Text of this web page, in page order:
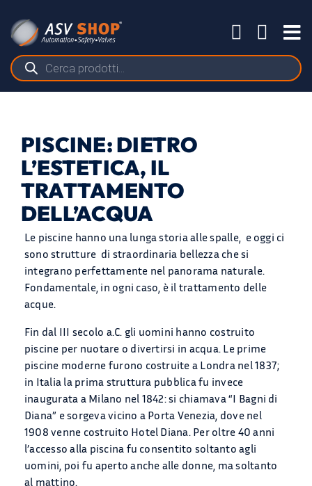
contenuto
Ricerca
prodotti
PRODOTTI
APPLICAZIONI
BLOG
Chi Siamo
CONTATTACI
PISCINE: DIETRO
L’ESTETICA, IL
TRATTAMENTO
DELL’ACQUA
Le piscine hanno una lunga storia alle spalle, e oggi ci
sono strutture di straordinaria bellezza che si
integrano perfettamente nel panorama naturale.
Fondamentale, in ogni caso, è il trattamento delle
acque.
Fin dal III secolo a.C. gli uomini hanno costruito
piscine per nuotare o divertirsi in acqua. Le prime
piscine moderne furono costruite a Londra nel 1837;
in Italia la prima struttura pubblica fu invece
inaugurata a Milano nel 1842: si chiamava “I Bagni di
Diana” e sorgeva vicino a Porta Venezia, dove nel
1908 venne costruito Hotel Diana. Per oltre 40 anni
l’accesso alla piscina fu consentito soltanto agli
uomini, poi fu aperto anche alle donne, ma soltanto
al mattino.